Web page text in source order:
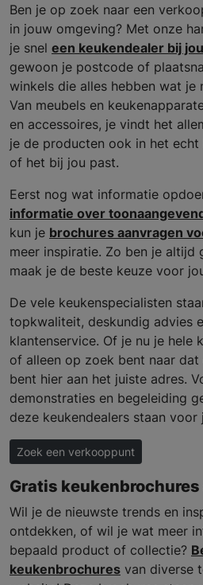
Ben je op zoek naar een
in jouw omgeving? Met onze
je snel een keukendealer bij
gewoon je postcode of
winkels die alles hebben wat je
Van meubels en
en accessoires, je vindt het
je de producten ook in het
of het bij jou past.
Eerst nog wat informatie
informatie over
kun je brochures aanvragen
meer inspiratie. Zo ben je altijd
maak je de beste keuze voor
De vele keukenspecialisten
topkwaliteit, deskundig advies
klantenservice. Of je nu je hele
of alleen op zoek bent naar dat
bent hier aan het juiste adres.
demonstraties en begeleiding
deze keukendealers staan voor
Zoek een verkooppunt
Gratis
Wil je de nieuwste trends en
ontdekken, of wil je wat meer
bepaald product of collectie?
keukenbrochures van diverse